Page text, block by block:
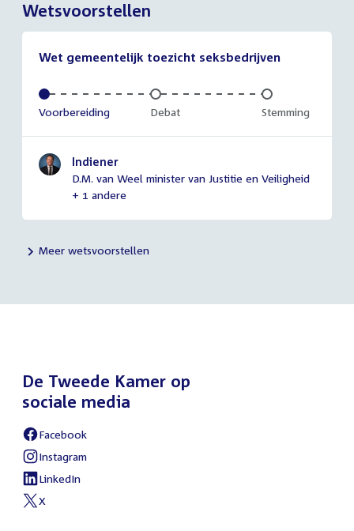
Wetsvoorstellen
Wet gemeentelijk toezicht seksbedrijven
Voltooid:
Voorbereiding Onvoltooid:
Debat Onvoltooid:
Stemming
Indiener
D.M. van Weel minister van Justitie en Veiligheid
+ 1 andere
Meer wetsvoorstellen
De Tweede Kamer op
sociale media
External
link:
Facebook
External
link:
Instagram
External
link:
LinkedIn
External
X